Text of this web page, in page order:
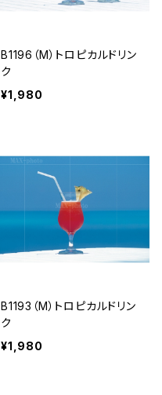
B1196（M）トロピカルドリン
ク
¥1,980
B1193（M）トロピカルドリン
ク
¥1,980